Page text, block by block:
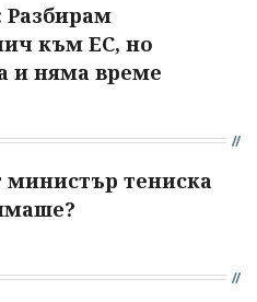
Разбирам
към ЕС, но
и няма време
тениска